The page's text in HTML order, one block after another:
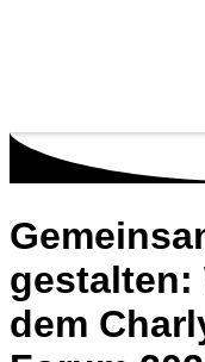
gestalten:
dem